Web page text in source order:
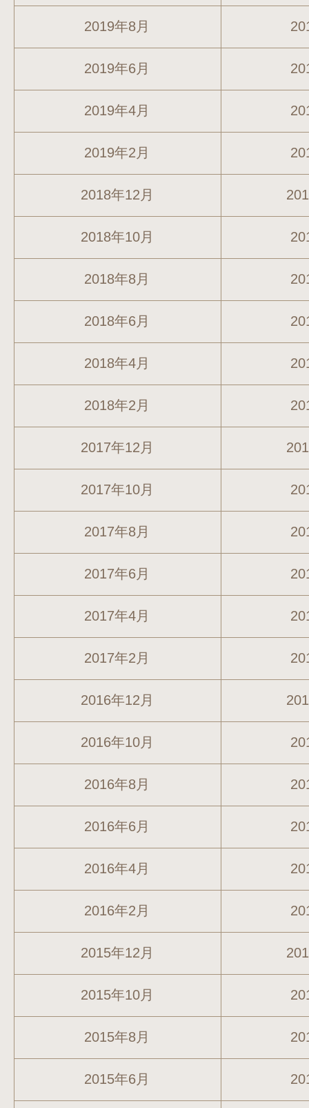
2019年8月
2019年6月
2019年4月
2019年2月
2018年12月
2018年10月
2018年8月
2018年6月
2018年4月
2018年2月
2017年12月
2017年10月
2017年8月
2017年6月
2017年4月
2017年2月
2016年12月
2016年10月
2016年8月
2016年6月
2016年4月
2016年2月
2015年12月
2015年10月
2015年8月
2015年6月